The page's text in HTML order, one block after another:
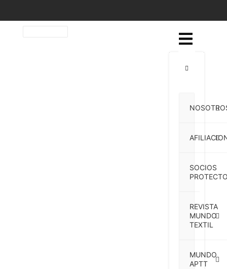
SOCIOS
REVISTA
MUNDO
TEXTIL
MUNDO
APTT